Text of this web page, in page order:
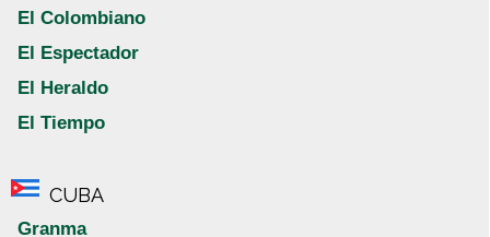
El Colombiano
El Espectador
El Heraldo
El Tiempo
CUBA
Granma